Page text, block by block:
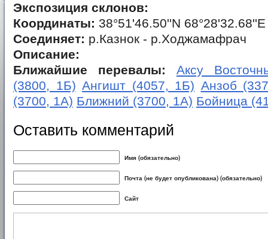
Экспозиция склонов:
Координаты: 38°51'46.50''N 68°28'32.68''E
Соединяет: р.Казнок - р.Ходжамафрач
Описание:
Ближайшие перевалы:
Аксу
(3800, 1Б) Ангишт (4057, 1Б) Анзоб
(3700, 1А) Ближний (3700, 1А) Бойница
Оставить комментарий
Имя (обязательно)
Почта (не будет опубликована) (обязательно)
Сайт